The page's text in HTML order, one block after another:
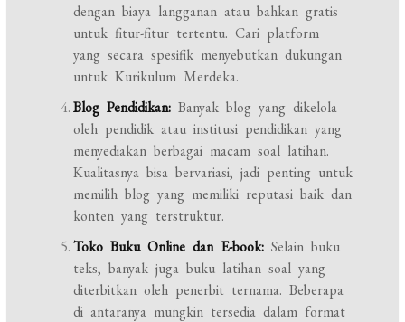
dengan biaya langganan atau bahkan gratis
untuk fitur-fitur tertentu. Cari platform
yang secara spesifik menyebutkan dukungan
untuk Kurikulum Merdeka.
Blog Pendidikan: Banyak blog yang dikelola
oleh pendidik atau institusi pendidikan yang
menyediakan berbagai macam soal latihan.
Kualitasnya bisa bervariasi, jadi penting untuk
memilih blog yang memiliki reputasi baik dan
konten yang terstruktur.
Toko Buku Online dan E-book: Selain buku
teks, banyak juga buku latihan soal yang
diterbitkan oleh penerbit ternama. Beberapa
di antaranya mungkin tersedia dalam format